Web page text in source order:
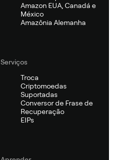
Amazon EUA, Canadá e
México
Amazônia Alemanha
Serviços
Troca
Criptomoedas
Suportadas
Conversor de Frase de
Recuperação
EIPs